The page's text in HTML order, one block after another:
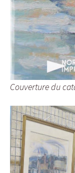
Couverture du